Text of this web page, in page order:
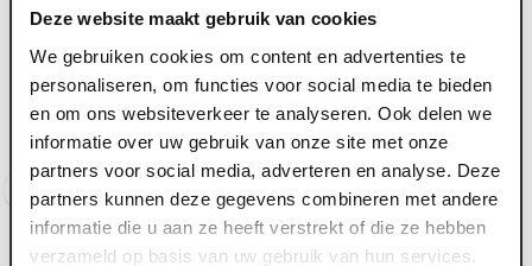
Deze website maakt gebruik van cookies
We gebruiken cookies om content en advertenties te
personaliseren, om functies voor social media te bieden
en om ons websiteverkeer te analyseren. Ook delen we
informatie over uw gebruik van onze site met onze
partners voor social media, adverteren en analyse. Deze
partners kunnen deze gegevens combineren met andere
informatie die u aan ze heeft verstrekt of die ze hebben
verzameld op basis van uw gebruik van hun services.
Voorraad: 10+
Log in voor prijzen
ART000576
6.0 mm x 3050 x 1300
Abet Print MEG 2-z
massief wit 130 morbida
Voorraad: 10+
Log in voor prijzen